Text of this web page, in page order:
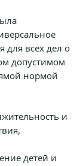
для всех дел о
допустимом
нормой
и
детей и